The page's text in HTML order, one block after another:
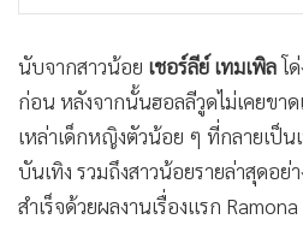
• หุ้น
•
• กองทุนรวม
• Celeb Online
• Factcheck
• ญี่ปุ่น
นับจากสาวน้อย เชอร์ลีย์ เทมเพิลโ
ก่อน หลังจากนั้นฮอลลีวูดไม่เคยขา
เหล่าเด็กหญิงตัวน้อย ๆ ที่กลายเป็น
บันเทิง รวมถึงสาวน้อยรายล่าสุดอย่
สำเร็จด้วยผลงานเรื่องแรก